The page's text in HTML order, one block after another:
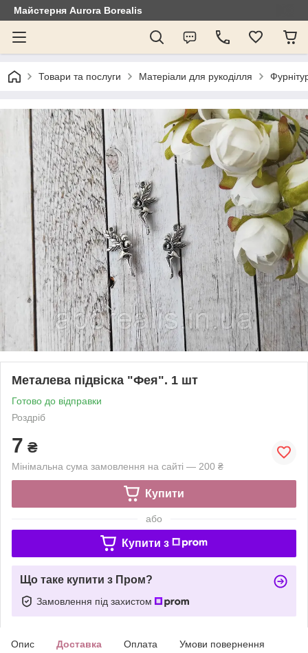
Майстерня Aurora Borealis
Товари та послуги Матеріали для рукоділля
Металева підвіска "Фея". 1 шт
Готово до відправки
Роздріб
7 ₴
Мінімальна сума замовлення на сайті — 200 ₴
Купити
або
Купити з
Що таке купити з Пром?
Замовлення під захистом
Опис Доставка Оплата Умови повернення